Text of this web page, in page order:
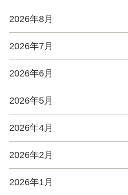
2026年8月
2026年7月
2026年6月
2026年5月
2026年4月
2026年2月
2026年1月